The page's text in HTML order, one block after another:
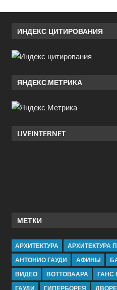
ИНДЕКС ЦИТИРОВАНИЯ
ЯНДЕКС.МЕТРИКА
LIVEINTERNET
МЕТКИ
АРХИТЕКТУРА
АРХИТЕКТУРА
АНТОНИО ГАУДИ
АФИНЫ
ВИДЕО
ВОТТОВААРА
ГАНС
ГАУДИ
ГИПЕРБОРЕЯ